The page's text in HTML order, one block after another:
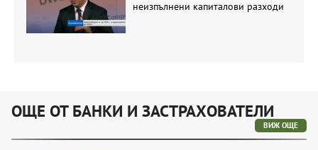
неизпълнени капиталови разходи
ОЩЕ ОТ БАНКИ И ЗАСТРАХОВАТЕЛИ
ВИЖ ОЩЕ